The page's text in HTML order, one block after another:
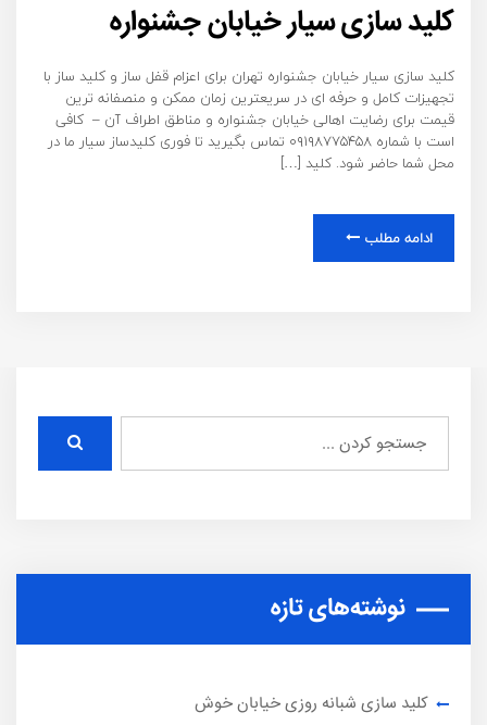
کلید سازی سیار خیابان جشنواره
کلید سازی سیار خیابان جشنواره تهران برای اعزام قفل ساز و کلید ساز با
تجهیزات کامل و حرفه ای در سریعترین زمان ممکن و منصفانه ترین
قیمت برای رضایت اهالی خیابان جشنواره و مناطق اطراف آن – کافی
است با شماره ۰۹۱۹۸۷۷۵۴۵۸ تماس بگیرید تا فوری کلیدساز سیار ما در
محل شما حاضر شود. کلید […]
ادامه مطلب
نوشته‌های تازه
کلید سازی شبانه روزی خیابان خوش